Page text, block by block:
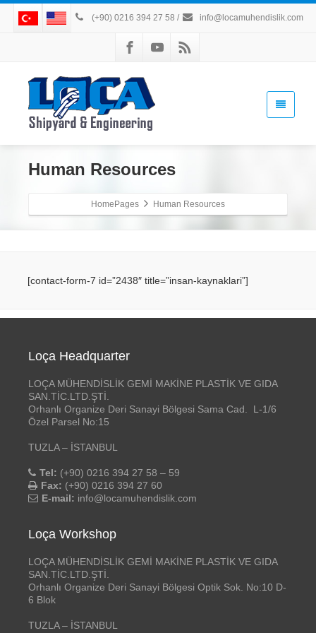
(+90) 0216 394 27 58 / info@locamuhendislik.com
Human Resources
HomePages Human Resources
[contact-form-7 id=”2438″ title=”insan-kaynaklari”]
Loça Headquarter
LOÇA MÜHENDİSLİK GEMİ MAKİNE PLASTİK VE GIDA
SAN.TİC.LTD.ŞTİ.
Orhanlı Organize Deri Sanayi Bölgesi Sama Cad. L-1/6
Özel Parsel No:15
TUZLA – İSTANBUL
Tel: (+90) 0216 394 27 58 – 59
Fax: (+90) 0216 394 27 60
E-mail: info@locamuhendislik.com
Loça Workshop
LOÇA MÜHENDİSLİK GEMİ MAKİNE PLASTİK VE GIDA
SAN.TİC.LTD.ŞTİ.
Orhanlı Organize Deri Sanayi Bölgesi Optik Sok. No:10 D-
6 Blok
TUZLA – İSTANBUL